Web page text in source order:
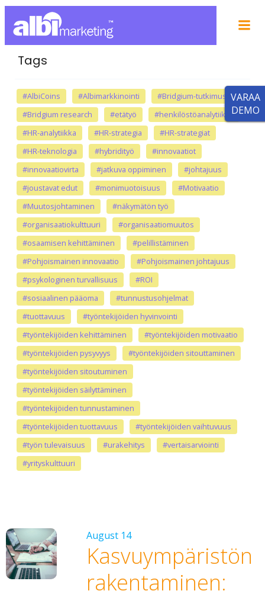
Tags
#AlbiCoins #Albimarkkinointi
#Bridgium-tutkimus
#Bridgium research
#etätyö
#henkilöstöanalytiikka
#HR-analytiikka
#HR-strategia
#HR-strategiat
#HR-teknologia
#hybridityö
#innovaatiot
#innovaatiovirta
#jatkuva oppiminen
#johtajuus
#joustavat edut
#monimuotoisuus
#Motivaatio
#Muutosjohtaminen
#näkymätön työ
#organisaatiokulttuuri
#organisaatiomuutos
#osaamisen kehittäminen
#pelillistäminen
#Pohjoismainen innovaatio
#Pohjoismainen johtajuus
#psykologinen turvallisuus
#ROI
#sosiaalinen pääoma
#tunnustusohjelmat
#tuottavuus
#työntekijöiden hyvinvointi
#työntekijöiden kehittäminen
#työntekijöiden motivaatio
#työntekijöiden pysyvyys
#työntekijöiden sitouttaminen
#työntekijöiden sitoutuminen
#työntekijöiden säilyttäminen
#työntekijöiden tunnustaminen
#työntekijöiden tuottavuus
#työntekijöiden vaihtuvuus
#työn tulevaisuus
#urakehitys
#vertaisarviointi
#yrityskulttuuri
August 14
Kasvuympäristön
rakentaminen:
VARAA
DEMO